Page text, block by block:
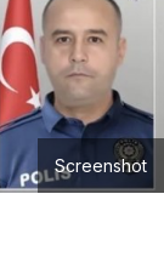
Screenshot